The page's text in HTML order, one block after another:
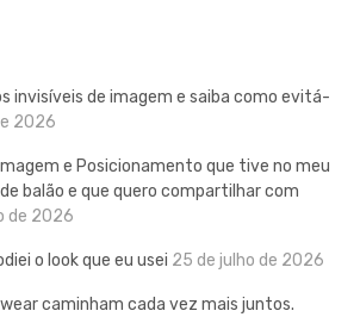
invisíveis de imagem e saiba como evitá-
2026
e Posicionamento que tive no meu
balão e que quero compartilhar com
de 2026
o look que eu usei 25 de julho de 2026
caminham cada vez mais juntos.